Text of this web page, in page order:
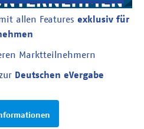
allen Features exklusiv für
Marktteilnehmern
Deutschen eVergabe